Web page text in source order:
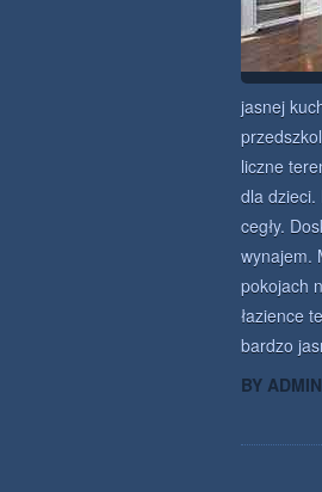
jasnej
liczne
dla dzieci.
cegły.
wynajem.
pokojach
łazience
bardzo
BY